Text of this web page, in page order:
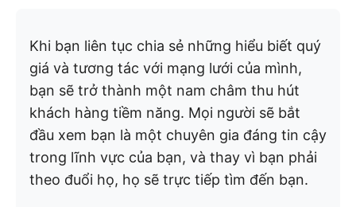
Khi bạn liên tục chia sẻ những hiểu biết quý
giá và tương tác với mạng lưới của mình,
bạn sẽ trở thành một nam châm thu hút
khách hàng tiềm năng. Mọi người sẽ bắt
đầu xem bạn là một chuyên gia đáng tin cậy
trong lĩnh vực của bạn, và thay vì bạn phải
theo đuổi họ, họ sẽ trực tiếp tìm đến bạn.